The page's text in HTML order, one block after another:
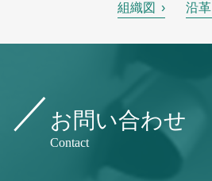
組織図 沿革
お問い合わせ
Contact